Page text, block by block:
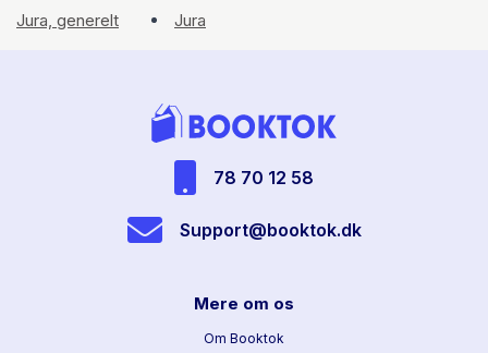
Jura, generelt Jura
78 70 12 58
Support@booktok.dk
Mere om os
Om Booktok